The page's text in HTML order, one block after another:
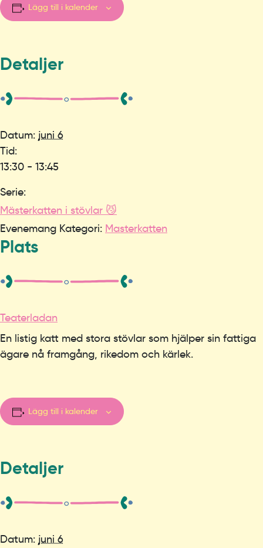
Lägg till i kalender
Detaljer
Datum: juni 6
Tid:
13:30 - 13:45
Serie:
Mästerkatten i stövlar 😼
Evenemang Kategori: Masterkatten
Plats
Teaterladan
En listig katt med stora stövlar som hjälper sin fattiga
ägare nå framgång, rikedom och kärlek.
Lägg till i kalender
Detaljer
Datum: juni 6